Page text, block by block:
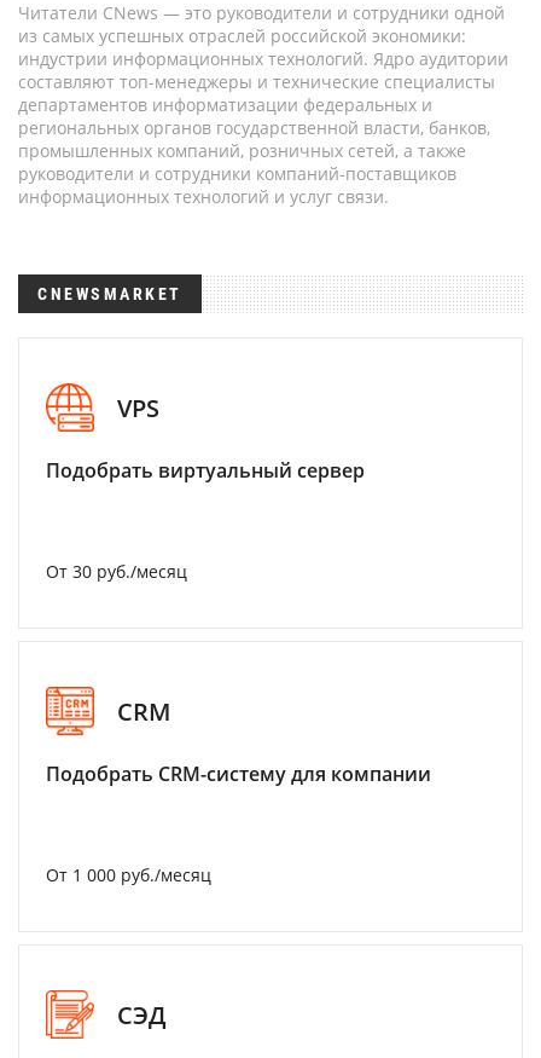
Читатели CNews — это руководители и сотрудники одной
из самых успешных отраслей российской экономики:
индустрии информационных технологий. Ядро аудитории
составляют топ-менеджеры и технические специалисты
департаментов информатизации федеральных и
региональных органов государственной власти, банков,
промышленных компаний, розничных сетей, а также
руководители и сотрудники компаний-поставщиков
информационных технологий и услуг связи.
CNEWSMARKET
VPS
Подобрать виртуальный сервер
От 30 руб./месяц
CRM
Подобрать CRM-систему для компании
От 1 000 руб./месяц
СЭД